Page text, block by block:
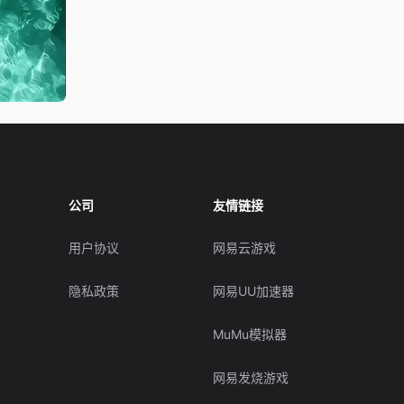
公司
用户协议
隐私政策
友情链接
网易云游戏
网易UU加速器
MuMu模拟器
网易发烧游戏